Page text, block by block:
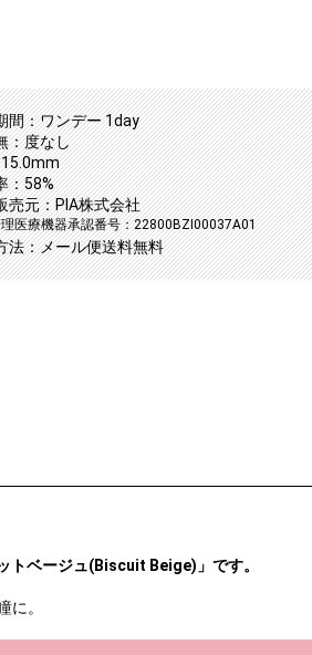
間：ワンデー 1day
：度なし
：58%
売元：PIA株式会社
医療機器承認番号：22800BZI00037A01
法：メール便送料無料
トベージュ(Biscuit Beige)」です。
に。